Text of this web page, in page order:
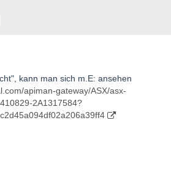
kann man sich m.E: ansehen
apiman-gateway/ASX/asx-
2A1317584?